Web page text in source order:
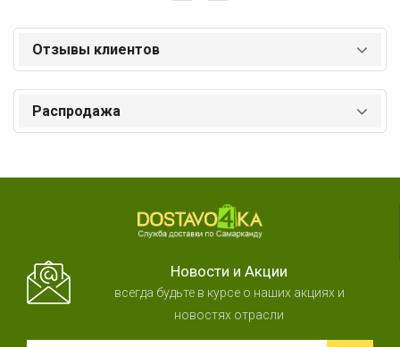
Отзывы клиентов
Распродажа
Новости и Акции
всегда будьте в курсе о наших акциях и
новостях отрасли